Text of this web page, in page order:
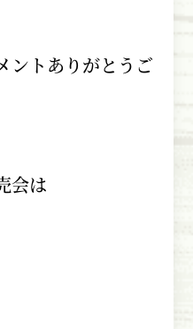
ントありがとうご
会は